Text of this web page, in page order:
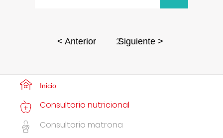
< Anterior 2Siguiente >
Inicio
Consultorio nutricional
Consultorio matrona